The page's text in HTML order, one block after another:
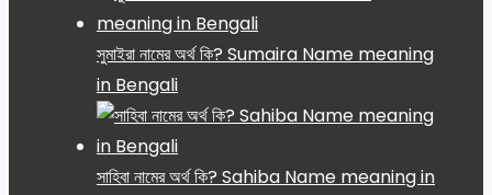
সুমাইরা নামের অর্থ কি? Sumaira Name meaning
in Bengali
সাহিবা নামের অর্থ কি? Sahiba Name meaning in